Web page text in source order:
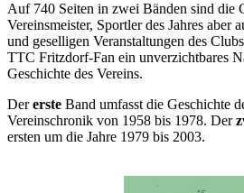
Auf 740 Seiten in zwei Bänden sind die
Vereinsmeister, Sportler des Jahres aber
und geselligen Veranstaltungen des
TTC Fritzdorf-Fan ein unverzichtbares
Geschichte des Vereins.
Dererste Band umfasst die Geschichte
Vereinschronik von 1958 bis 1978. Der
ersten um die Jahre 1979 bis 2003.